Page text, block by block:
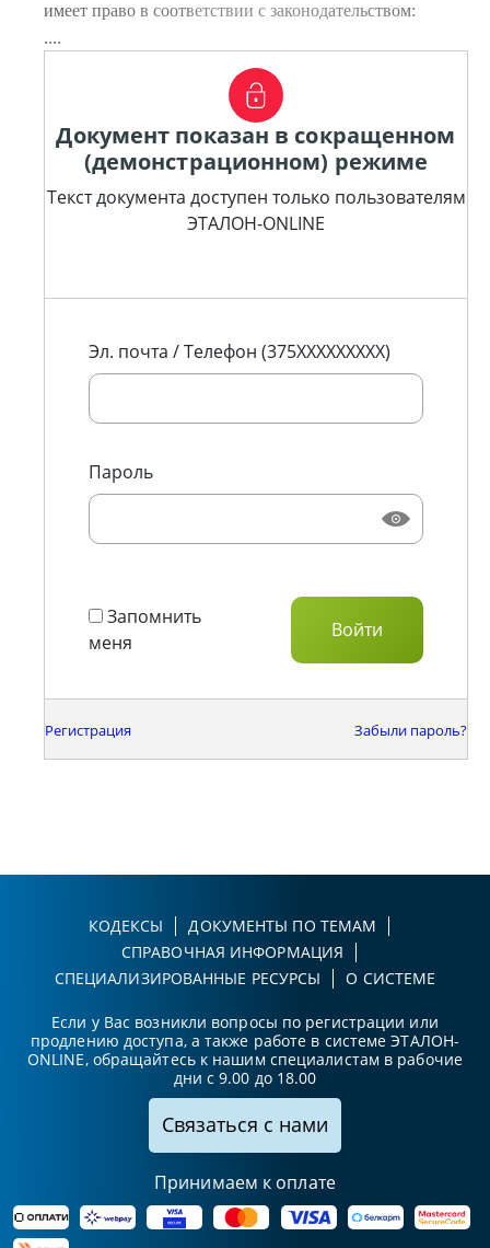
имеет право в соответствии с законодательством:
....
Документ показан в сокращенном
(демонстрационном) режиме
Текст документа доступен только пользователям
ЭТАЛОН-ONLINE
Эл. почта / Телефон (375XXXXXXXXX)
Пароль
Запомнить
меня
Регистрация Забыли пароль?
КОДЕКСЫ
ДОКУМЕНТЫ ПО ТЕМАМ
СПРАВОЧНАЯ ИНФОРМАЦИЯ
СПЕЦИАЛИЗИРОВАННЫЕ РЕСУРСЫ
О СИСТЕМЕ
Если у Вас возникли вопросы по регистрации или
продлению доступа, а также работе в системе ЭТАЛОН-
ONLINE, обращайтесь к нашим специалистам в рабочие
дни с 9.00 до 18.00
Связаться с нами
Принимаем к оплате